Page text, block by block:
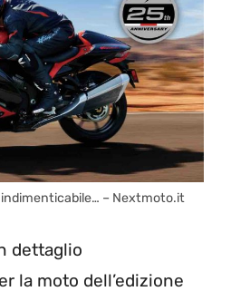
indimenticabile… – Nextmoto.it
dettaglio
la moto dell’edizione